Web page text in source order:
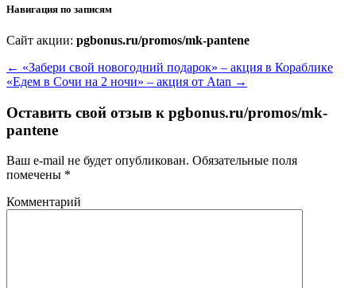
Навигация по записям
Сайт акции: pgbonus.ru/promos/mk-pantene
← «Забери свой новогодний подарок» – акция в Кораблике
«Едем в Сочи на 2 ночи» – акция от Atan →
Оставить свой отзыв к pgbonus.ru/promos/mk-
pantene
Ваш e-mail не будет опубликован. Обязательные поля
помечены *
Комментарий